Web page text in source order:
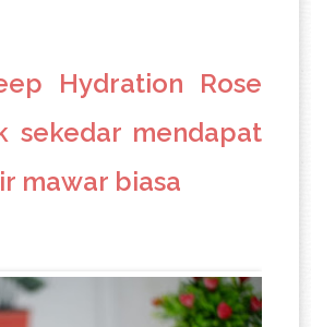
Hydration Rose
sekedar mendapat
mawar biasa